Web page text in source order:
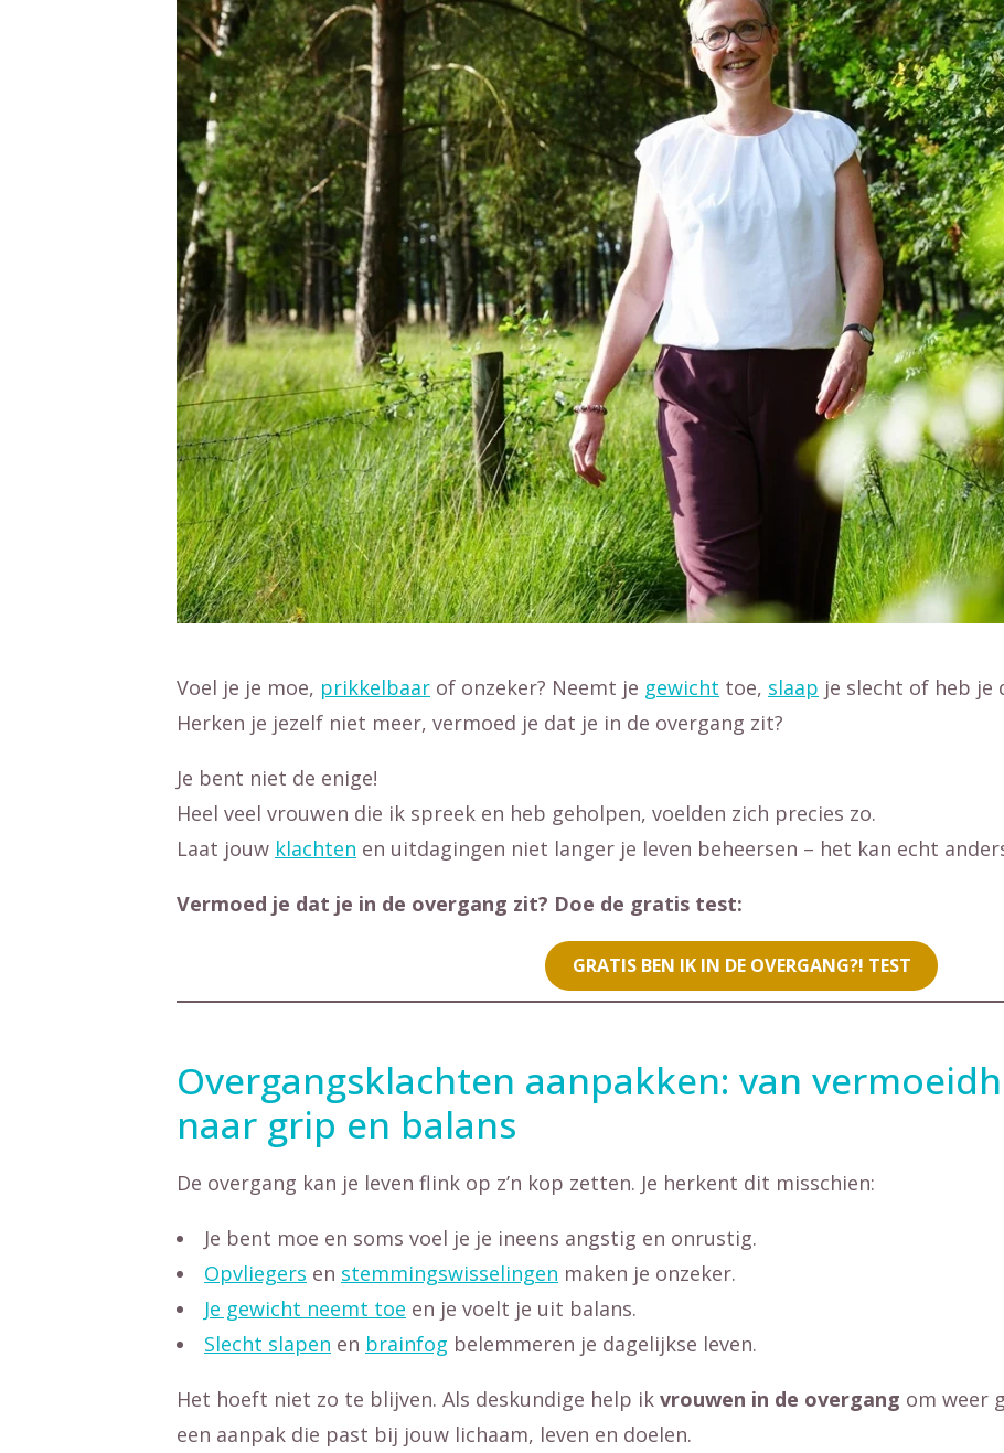
Voel je je moe, prikkelbaar of onzeker? Neemt je gewicht toe, slaap je slecht of heb je
Herken je jezelf niet meer, vermoed je dat je in de overgang zit?
Je bent niet de enige!
Heel veel vrouwen die ik spreek en heb geholpen, voelden zich precies zo.
Laat jouw klachten en uitdagingen niet langer je leven beheersen – het kan echt
Vermoed je dat je in de overgang zit? Doe de gratis test:
GRATIS BEN IK IN DE OVERGANG?! TEST
Overgangsklachten aanpakken: van
naar grip en balans
De overgang kan je leven flink op z’n kop zetten. Je herkent dit misschien:
Je bent moe en soms voel je je ineens angstig en onrustig.
Opvliegers en stemmingswisselingen maken je onzeker.
Je gewicht neemt toe en je voelt je uit balans.
Slecht slapen en brainfog belemmeren je dagelijkse leven.
Het hoeft niet zo te blijven. Als deskundige help ik vrouwen in de overgang om weer
een aanpak die past bij jouw lichaam, leven en doelen.